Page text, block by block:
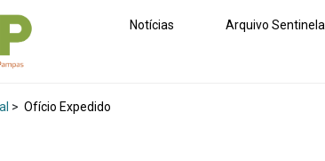
Notícias Arquivo Sentinela
> Ofício Expedido